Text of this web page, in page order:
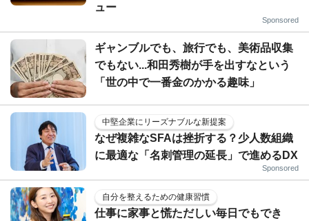
ュー
Sponsored
ギャンブルでも、旅行でも、美術品収集
でもない...和田秀樹が手を出すなという
「世の中で一番金のかかる趣味」
中堅企業にリーズナブルな新提案
なぜ複雑なSFAは挫折する？少人数組織
に最適な「名刺管理の延長」で進めるDX
Sponsored
自分を整えるための健康習慣
仕事に家事と慌ただしい毎日でもでき